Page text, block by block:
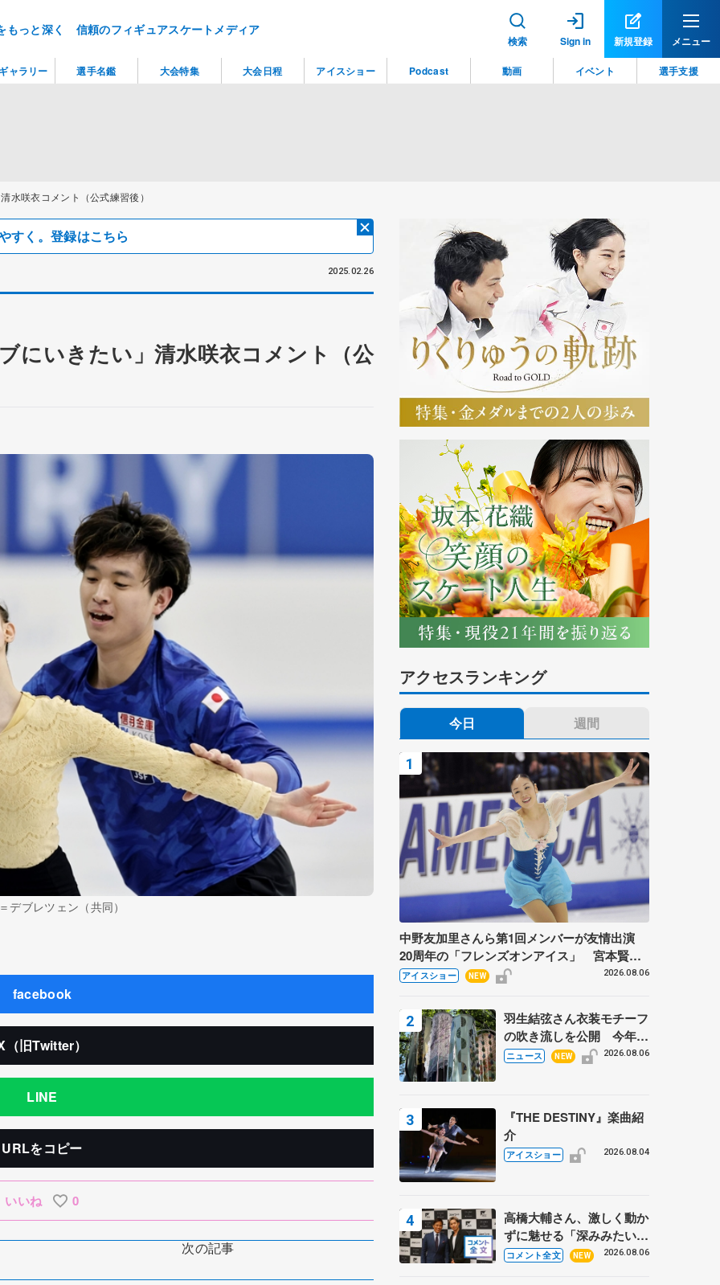
もっと深く 信頼のフィギュアスケートメディア
検索 Sign in 新規登録 メニュー
水咲衣コメント（公式練習後）
すく。登録はこちら
2025.02.26
にいきたい」清水咲衣コメント（公
ブレツェン（共同）
facebook
（旧Twitter）
LINE
URLをコピー
いいね 0
次の記事
アクセスランキング
今日 週間
中野友加里さんら第1回メンバーが友情出演
20周年の「フレンズオンアイス」 宮本賢二
さん、有川梨絵さん、田村岳斗さんも
アイスショー NEW 2026.08.06
羽生結弦さん衣装モチーフ
の吹き流しを公開 今年は
「春よ、来い」、仙台の瑞
ニュース NEW 2026.08.06
『THE DESTINY』楽曲紹
介
アイスショー 2026.08.04
高橋大輔さん、激しく動か
ずに魅せる「深みみたいな
ものは出てきている？」
コメント全文 NEW 2026.08.06
ャラリー 選手名鑑 大会特集 大会日程 アイスショー Podcast 動画 イベント 選手支援